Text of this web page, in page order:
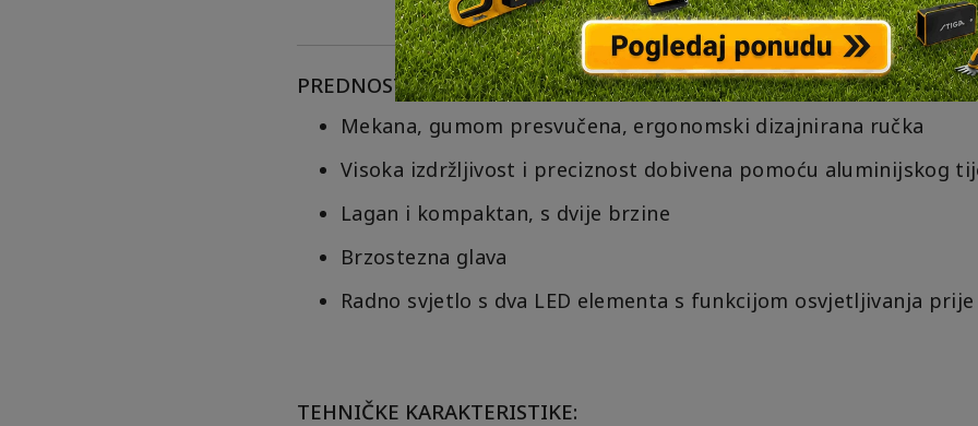
PREDNOSTI ZA KORISNIKA Aku bušilica-odvijač DDF489:
Mekana, gumom presvučena, ergonomski dizajnirana ručka
Visoka izdržljivost i preciznost dobivena pomoću aluminijskog
Lagan i kompaktan, s dvije brzine
Brzostezna glava
Radno svjetlo s dva LED elementa s funkcijom osvjetljivanja
TEHNIČKE KARAKTERISTIKE: